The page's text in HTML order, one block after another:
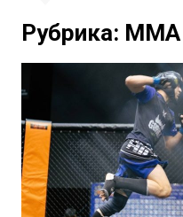
Рубрика: MMA